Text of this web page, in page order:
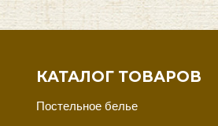
КАТАЛОГ ТОВАРОВ
Постельное белье